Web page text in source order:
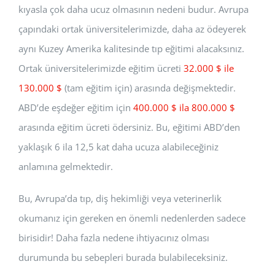
kıyasla çok daha ucuz olmasının nedeni budur. Avrupa
çapındaki ortak üniversitelerimizde, daha az ödeyerek
aynı Kuzey Amerika kalitesinde tıp eğitimi alacaksınız.
Ortak üniversitelerimizde eğitim ücreti 32.000 $ ile
130.000 $ (tam eğitim için) arasında değişmektedir.
ABD’de eşdeğer eğitim için 400.000 $ ila 800.000 $
arasında eğitim ücreti ödersiniz. Bu, eğitimi ABD’den
yaklaşık 6 ila 12,5 kat daha ucuza alabileceğiniz
anlamına gelmektedir.
Bu, Avrupa’da tıp, diş hekimliği veya veterinerlik
okumanız için gereken en önemli nedenlerden sadece
birisidir! Daha fazla nedene ihtiyacınız olması
durumunda bu sebepleri burada bulabileceksiniz.